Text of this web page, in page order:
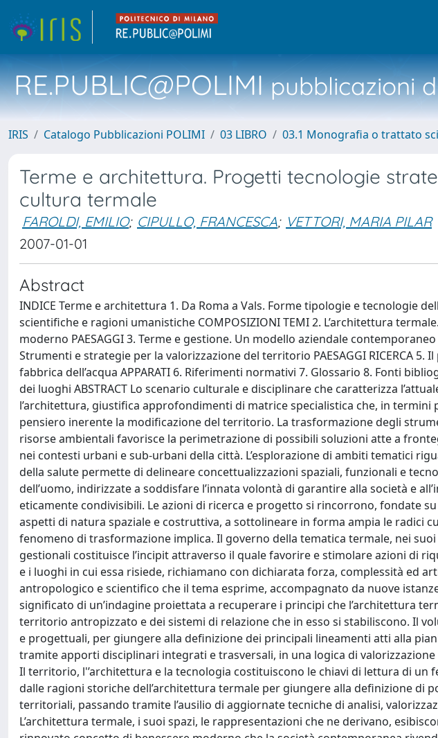
RE.PUBLIC@POLIMIpubblicazioni
IRIS Catalogo Pubblicazioni POLIMI 03 LIBRO 03.1 Monografia o trattato
Terme e architettura. Progetti tecnologie
cultura termale
FAROLDI, EMILIO; CIPULLO, FRANCESCA; VETTORI, MARIA PILAR
2007-01-01
Abstract
INDICE Terme e architettura 1. Da Roma a Vals. Forme tipologie e tecnologie
scientifiche e ragioni umanistiche COMPOSIZIONI TEMI 2. L’architettura
moderno PAESAGGI 3. Terme e gestione. Un modello aziendale
Strumenti e strategie per la valorizzazione del territorio PAESAGGI RICERCA 5.
fabbrica dell’acqua APPARATI 6. Riferimenti normativi 7. Glossario 8. Fonti
dei luoghi ABSTRACT Lo scenario culturale e disciplinare che caratterizza
l’architettura, giustifica approfondimenti di matrice specialistica che, in termini
pensiero inerente la modificazione del territorio. La trasformazione degli
risorse ambientali favorisce la perimetrazione di possibili soluzioni atte a
nei contesti urbani e sub-urbani della città. L’esplorazione di ambiti tematici
della salute permette di delineare concettualizzazioni spaziali, funzionali e
dell’uomo, indirizzate a soddisfare l’innata volontà di garantire alla società e
eticamente condivisibili. Le azioni di ricerca e progetto si rincorrono, fondate
aspetti di natura spaziale e costruttiva, a sottolineare in forma ampia le radici
fenomeno di trasformazione implica. Il governo della tematica termale, nei
gestionali costituisce l’incipit attraverso il quale favorire e stimolare azioni di
e i luoghi in cui essa risiede, richiamano con dichiarata forza, complessità ed
antropologico e scientifico che il tema esprime, accompagnato da nuove
significato di un’indagine proiettata a recuperare i principi che l’architettura
territorio antropizzato e dei sistemi di relazione che in esso si stabiliscono. Il
e progettuali, per giungere alla definizione dei principali lineamenti atti alla
tramite apporti disciplinari integrati e trasversali, in una logica di
Il territorio, l'’architettura e la tecnologia costituiscono le chiavi di lettura di un
dalle ragioni storiche dell’architettura termale per giungere alla definizione di
territoriali, passando tramite l’ausilio di aggiornate tecniche di analisi,
L’architettura termale, i suoi spazi, le rappresentazioni che ne derivano,